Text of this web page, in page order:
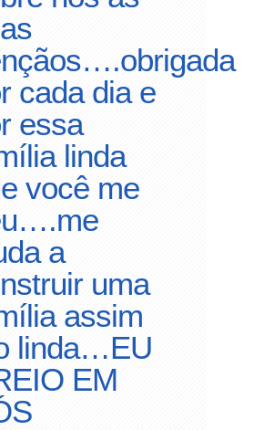
cada dia e
essa
linda
você me
a
uma
assim
linda…EU
EM